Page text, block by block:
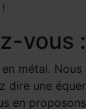
vous
métal.
dire une
en